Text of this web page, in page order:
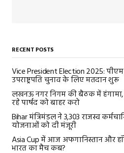
RECENT POSTS
Vice President Election 2025:
उपराष्ट्रपति चुनाव के लिए मतदान शुरू
लखनऊ नगर निगम की बैठक में
रहे पार्षद को बाहर करो
Bihar मंत्रिमंडल ने 3,303 राजस्व
योजनाओं को दी मंजूरी
Asia Cup में आज अफगानिस्तान और
भारत का मैच कब?